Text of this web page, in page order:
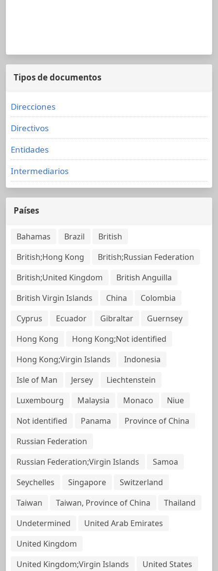
Tipos de documentos
Direcciones
Directivos
Entidades
Intermediarios
Países
Bahamas Brazil
British
British;Hong Kong
British;Russian Federation
British;United Kingdom
British Anguilla
British Virgin Islands
China
Colombia
Cyprus
Ecuador Gibraltar
Guernsey
Hong Kong
Hong Kong;Not identified
Hong Kong;Virgin Islands
Indonesia
Isle of Man
Jersey
Liechtenstein
Luxembourg
Malaysia Monaco
Niue
Not identified
Panama
Province of China
Russian Federation
Russian Federation;Virgin Islands
Samoa
Seychelles
Singapore
Switzerland
Taiwan
Taiwan, Province of China
Thailand
Undetermined
United Arab Emirates
United Kingdom
United Kingdom;Virgin Islands
United States